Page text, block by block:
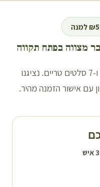
מצווה בפתח תקווה
בחרו 3 מנות עיקריות, 3 תוספות ו-7 סלטים טריים. נציגנו
עם אישור הזמנה מהיר.
איש